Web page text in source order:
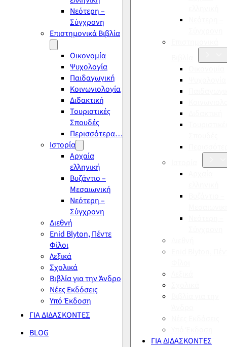
Νεότερη –
Σύγχρονη
Επιστημονικά Βιβλία
Οικονομία
Ψυχολογία
Παιδαγωγική
Κοινωνιολογία
Διδακτική
Τουριστικές
Σπουδές
Περισσότερα…
Ιστορία
Αρχαία
ελληνική
Βυζάντιο –
Μεσαιωνική
Νεότερη –
Σύγχρονη
Διεθνή
Enid Blyton, Πέντε
Φίλοι
Λεξικά
Σχολικά
Βιβλία για την Άνδρο
Νέες Εκδόσεις
Υπό Έκδοση
ΓΙΑ ΔΙΔΑΣΚΟΝΤΕΣ
BLOG
ΓΙΑ ΔΙΔΑΣΚΟΝΤΕΣ